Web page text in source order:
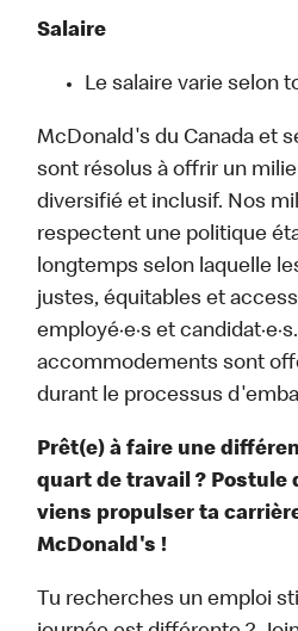
Salaire
Le salaire varie selon
McDonald's du Canada et
sont résolus à offrir un
diversifié et inclusif. Nos
respectent une politique
longtemps selon laquelle
justes, équitables et
employé·e·s et
accommodements sont
durant le processus
Prêt(e) à faire une
quart de travail ? Postule
viens propulser ta
McDonald's !
Tu recherches un emploi